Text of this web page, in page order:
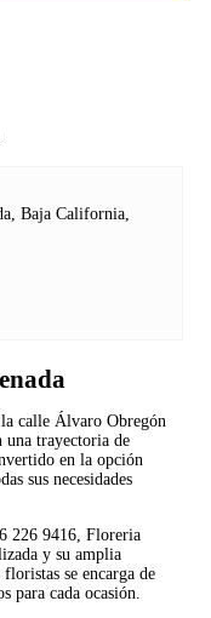
Baja California,
calle Álvaro Obregón
una trayectoria de
en la opción
sus necesidades
226 9416, Floreria
y su amplia
se encarga de
para cada ocasión.